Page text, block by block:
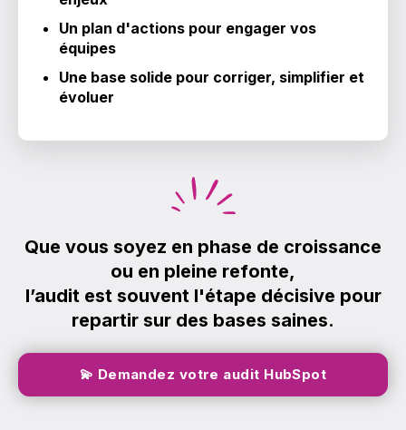
Un plan d'actions pour engager vos
équipes
Une base solide pour corriger, simplifier et
évoluer
Que vous soyez en phase de croissance
ou en pleine refonte,
l’audit est souvent l'étape décisive pour
repartir sur des bases saines.
💫 Demandez votre audit HubSpot